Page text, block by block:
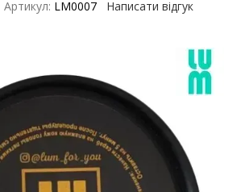
Артикул: LM0007 Написати відгук